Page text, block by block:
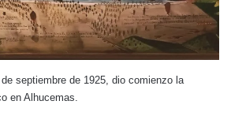
septiembre de 1925, dio comienzo la
en Alhucemas.